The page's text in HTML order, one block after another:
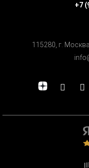
+7
115280, г.